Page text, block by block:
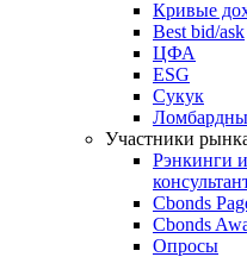
Кривые
Best bid/ask
ЦФА
ESG
Сукук
Участники
Рэнкинги
Cbonds
Cbonds
Опросы